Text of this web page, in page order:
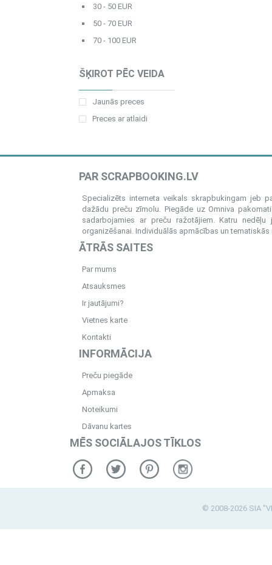
30 - 50 EUR
50 - 70 EUR
70 - 100 EUR
ŠĶIROT PĒC VEIDA
Jaunās preces
Preces ar atlaidi
PAR SCRAPBOOKING.LV
Specializēts interneta veikals skrapbukingam jeb
dažādu preču zīmolu. Piegāde uz Omniva
sadarbojamies ar preču ražotājiem. Katru
organizēšanai. Individuālās apmācības un
ĀTRĀS SAITES
Par mums
Atsauksmes
Ir jautājumi?
Vietnes karte
Kontakti
INFORMĀCIJA
Preču piegāde
Apmaksa
Noteikumi
Dāvanu kartes
MĒS SOCIĀLAJOS TĪKLOS
© 2008-2026 SIA